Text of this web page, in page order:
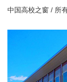
中国高校之窗 / 所